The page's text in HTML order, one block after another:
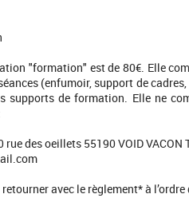
"formation" est de 80€. Elle
(enfumoir, support de
supports de formation. Elle ne
des oeillets 55190 VOID VACON
avec le règlement* à